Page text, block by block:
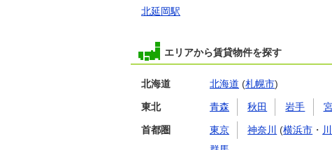
北延岡駅
エリアから賃貸物件を探す
北海道 北海道 (札幌市)
東北 青森 秋田 岩手
首都圏 東京 神奈川 (横浜市 ・